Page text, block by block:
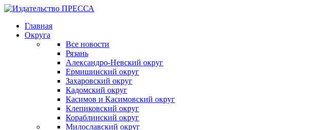
Главная
Округа
Все новости
Рязань
Александро-Невский округ
Ермишинский округ
Захаровский округ
Кадомский округ
Касимов и Касимовский округ
Клепиковский округ
Кораблинский округ
Милославский округ